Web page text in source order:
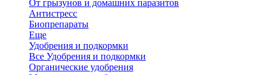
От грызунов и домашних паразитов
Антистресс
Биопрепараты
Еще
Удобрения и подкормки
Все Удобрения и подкормки
Органические удобрения